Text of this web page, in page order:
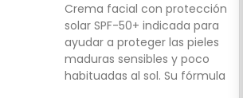
Crema facial con protección
solar SPF-50+ indicada para
ayudar a proteger las pieles
maduras sensibles y poco
habituadas al sol. Su fórmula